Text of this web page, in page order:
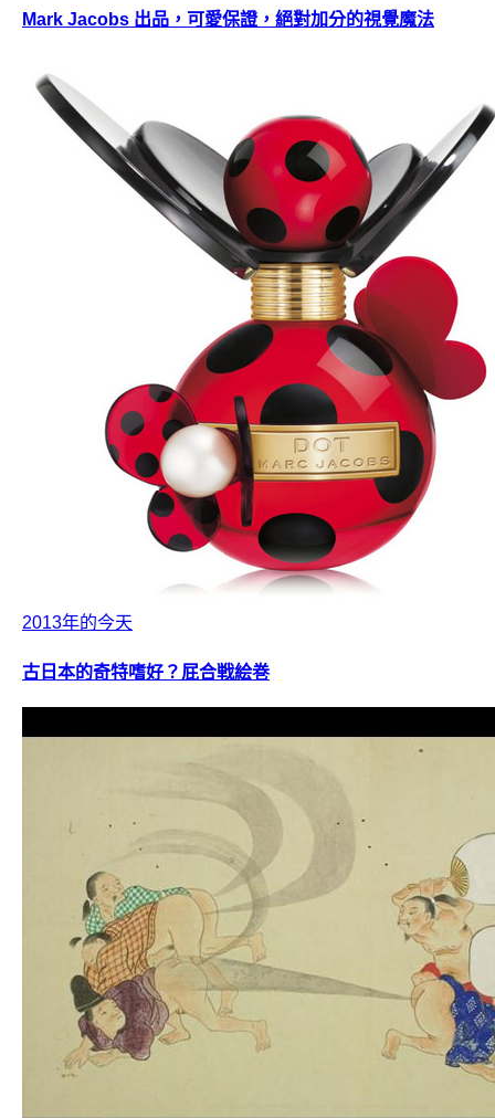
Mark Jacobs 出品，可愛保證，絕對加分的視覺魔法
2013年的今天
古日本的奇特嗜好？屁合戦絵巻